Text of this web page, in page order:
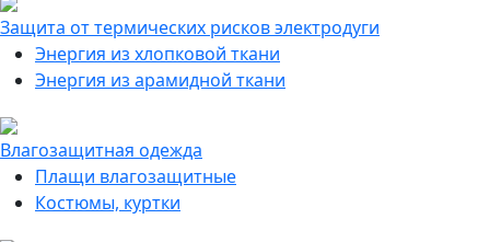
Защита от термических рисков электродуги
Энергия из хлопковой ткани
Энергия из арамидной ткани
Влагозащитная одежда
Плащи влагозащитные
Костюмы, куртки